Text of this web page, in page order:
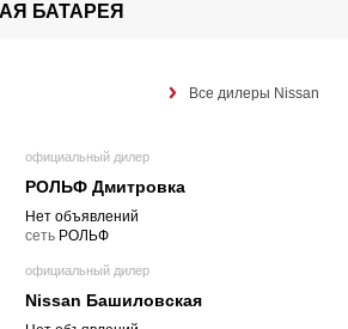
БАТАРЕЯ
Все дилеры Nissan
официальный дилер
РОЛЬФ Дмитровка
Нет объявлений
cеть РОЛЬФ
официальный дилер
Nissan Башиловская